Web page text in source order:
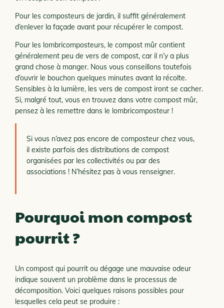
Pour les composteurs de jardin, il suffit généralement
d’enlever la façade avant pour récupérer le compost.
Pour les lombricomposteurs, le compost mûr contient
généralement peu de vers de compost, car il n’y a plus
grand chose à manger. Nous vous conseillons toutefois
d’ouvrir le bouchon quelques minutes avant la récolte.
Sensibles à la lumière, les vers de compost iront se cacher.
Si, malgré tout, vous en trouvez dans votre compost mûr,
pensez à les remettre dans le lombricomposteur !
Si vous n’avez pas encore de composteur chez vous,
il existe parfois des distributions de compost
organisées par les collectivités ou par des
associations ! N’hésitez pas à vous renseigner.
Pourquoi mon compost
pourrit ?
Un compost qui pourrit ou dégage une mauvaise odeur
indique souvent un problème dans le processus de
décomposition. Voici quelques raisons possibles pour
lesquelles cela peut se produire :